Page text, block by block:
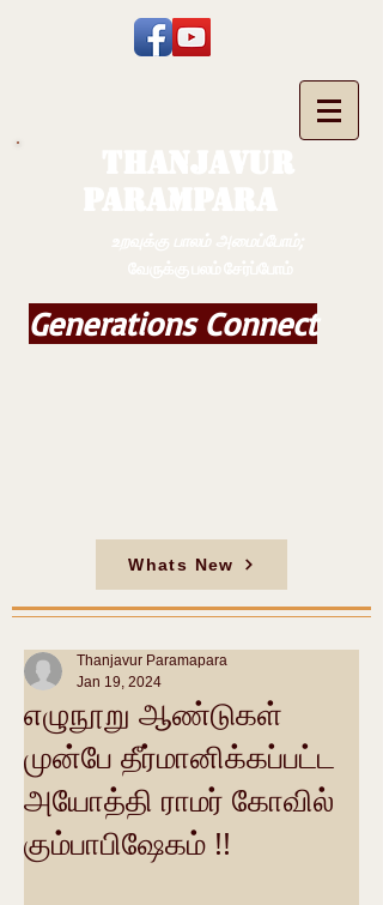
Generations Connect
Whats New
எழுநூறு ஆண்டுகள்
முன்பே தீர்மானிக்கப்பட்ட
அயோத்தி ராமர் கோவில்
கும்பாபிஷேகம் !!
Thanjavur Paramapara
Jan 19, 2024